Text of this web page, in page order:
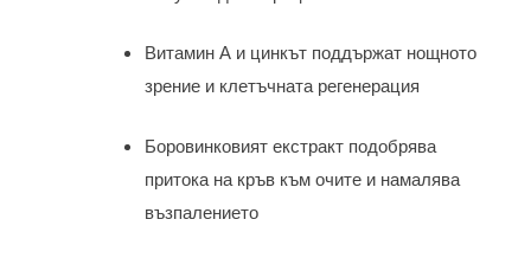
Витамин А и цинкът поддържат нощното
зрение и клетъчната регенерация
Боровинковият екстракт подобрява
притока на кръв към очите и намалява
възпалението